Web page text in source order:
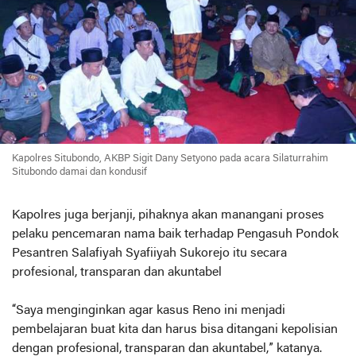
Kapolres Situbondo, AKBP Sigit Dany Setyono pada acara Silaturrahim
Situbondo damai dan kondusif
Kapolres juga berjanji, pihaknya akan manangani proses
pelaku pencemaran nama baik terhadap Pengasuh Pondok
Pesantren Salafiyah Syafiiyah Sukorejo itu secara
profesional, transparan dan akuntabel
“Saya menginginkan agar kasus Reno ini menjadi
pembelajaran buat kita dan harus bisa ditangani kepolisian
dengan profesional, transparan dan akuntabel,” katanya.